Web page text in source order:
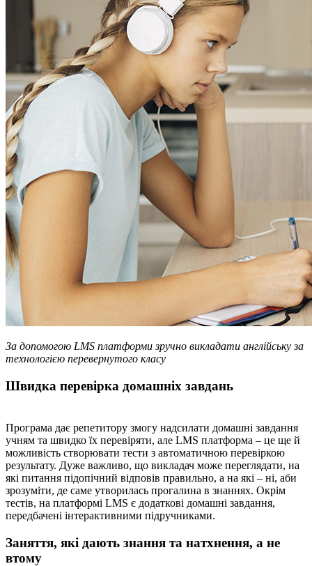
За допомогою LMS платформи зручно викладати англійську за
технологією перевернутого класу
Швидка перевірка домашніх завдань
Програма дає репетитору змогу надсилати домашні завдання
учням та швидко їх перевіряти, але LMS платформа – це ще й
можливість створювати тести з автоматичною перевіркою
результату. Дуже важливо, що викладач може переглядати, на
які питання підопічний відповів правильно, а на які – ні, аби
зрозуміти, де саме утворилась прогалина в знаннях. Окрім
тестів, на платформі LMS є додаткові домашні завдання,
передбачені інтерактивними підручниками.
Заняття, які дають знання та натхнення, а не
втому